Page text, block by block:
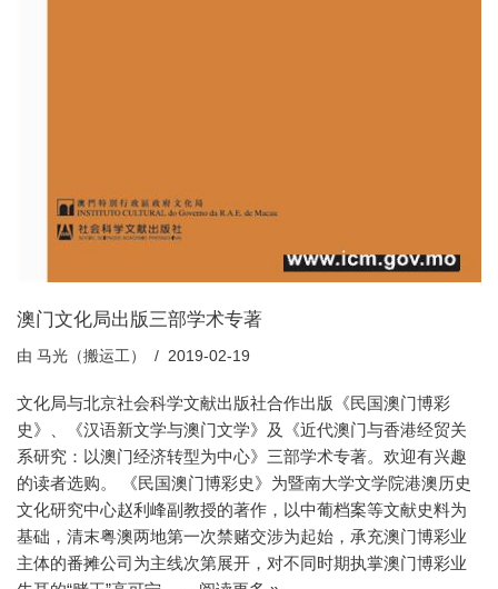
澳门文化局出版三部学术专著
由 马光（搬运工） 2019-02-19
文化局与北京社会科学文献出版社合作出版《民国澳门博彩
史》、《汉语新文学与澳门文学》及《近代澳门与香港经贸关
系研究：以澳门经济转型为中心》三部学术专著。欢迎有兴趣
的读者选购。 《民国澳门博彩史》为暨南大学文学院港澳历史
文化研究中心赵利峰副教授的著作，以中葡档案等文献史料为
基础，清末粤澳两地第一次禁赌交涉为起始，承充澳门博彩业
主体的番摊公司为主线次第展开，对不同时期执掌澳门博彩业